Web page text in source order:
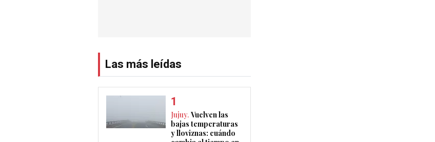
Las más leídas
Jujuy. Vuelven las
bajas temperaturas
y lloviznas: cuándo